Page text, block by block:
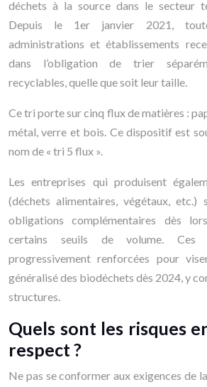
déchets à la source dans le secteur
Depuis le 1er janvier 2021,
administrations et établissements
dans l’obligation de trier
recyclables, quelle que soit leur taille.
Ce tri porte sur cinq flux de matières :
métal, verre et bois. Ce dispositif est
nom de « tri 5 flux ».
Les entreprises qui produisent
(déchets alimentaires, végétaux, etc.)
obligations complémentaires dès
certains seuils de volume. Ces
progressivement renforcées pour
généralisé des biodéchets dès 2024, y
structures.
Quels sont les risques
respect ?
Ne pas se conformer aux exigences de